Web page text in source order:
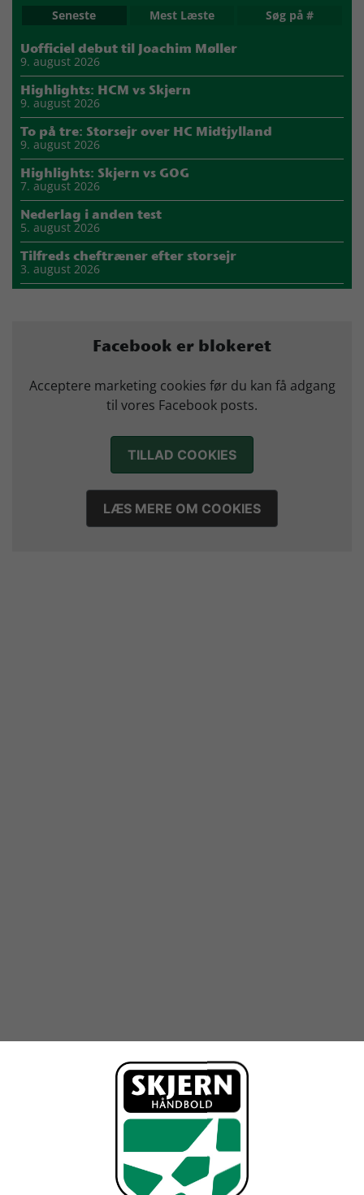
Seneste Mest Læste Søg på #
Uofficiel debut til Joachim Møller
9. august 2026
Highlights: HCM vs Skjern
9. august 2026
To på tre: Storsejr over HC Midtjylland
9. august 2026
Highlights: Skjern vs GOG
7. august 2026
Nederlag i anden test
5. august 2026
Tilfreds cheftræner efter storsejr
3. august 2026
Storsejr i første test
2. august 2026
Carlén efter første uge: Vi skal turde stille krav til hinanden
27. juli 2026
Marius Nørsøller udlejes til HØJ Elite
Facebook er blokeret
Acceptere marketing cookies før du kan få adgang
til vores Facebook posts.
TILLAD COOKIES
LÆS MERE OM COOKIES